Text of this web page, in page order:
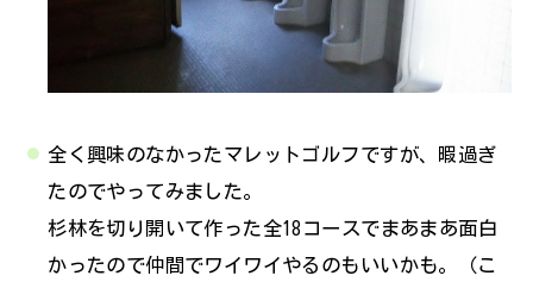
全く興味のなかったマレットゴルフですが、暇過ぎ
たのでやってみました。
杉林を切り開いて作った全18コースでまあまあ面白
かったので仲間でワイワイやるのもいいかも。（こ